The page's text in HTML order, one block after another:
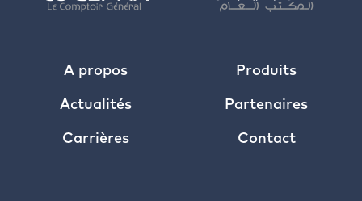
A propos Produits
Actualités Partenaires
Carrières Contact